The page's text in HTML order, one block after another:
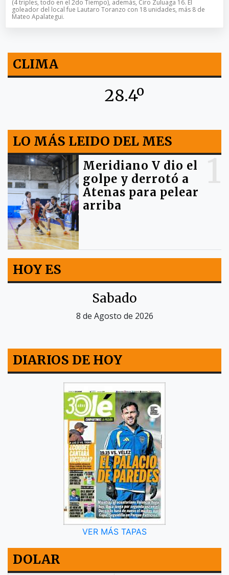
(4 triples, todo en el 2do Tiempo), además, Ciro Zuluaga 16. El
goleador del local fue Lautaro Toranzo con 18 unidades, más 8 de
Mateo Apalategui.
CLIMA
28.4º
LO MÁS LEIDO DEL MES
Meridiano V dio el
golpe y derrotó a
Atenas para pelear
arriba
HOY ES
Sabado
8 de Agosto de 2026
DIARIOS DE HOY
VER MÁS TAPAS
DOLAR